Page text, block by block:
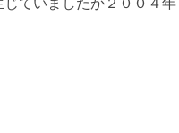
ていましたが２００４